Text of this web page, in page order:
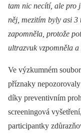
tam nic necítí, ale pro
něj, mezitím byly asi 3
zapomněla, protože
ultrazvuk vzpomněla
Ve výzkumném
příznaky
díky preventivním
screeningová
participantky